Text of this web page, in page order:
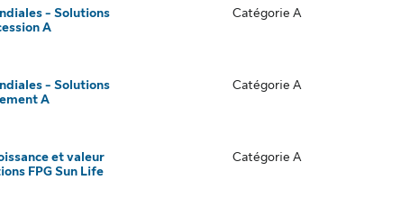
- Solutions
A
Catégorie A
- Solutions
A
Catégorie A
et valeur
FPG Sun Life
Catégorie A